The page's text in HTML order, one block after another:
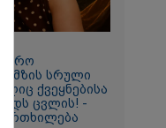
მზის სრული
ქვეყნებისა
ცვლის! -